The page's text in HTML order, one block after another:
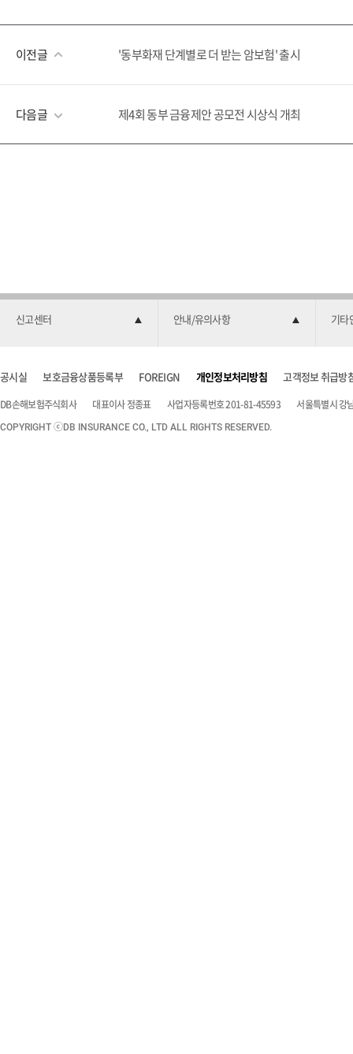
이전글 '동부화재 단계별로 더 받는 암보험' 출시
다음글 제4회 동부 금융제안 공모전 시상식 개최
신고센터 안내/유의사항 기타
공시실 보호금융상품등록부 FOREIGN 개인정보처리방침 고객정보 취급방
DB손해보험주식회사 대표이사 정종표 사업자등록번호 201-81-45593 서울특별시 강
COPYRIGHT ⓒDB INSURANCE CO., LTD ALL RIGHTS RESERVED.